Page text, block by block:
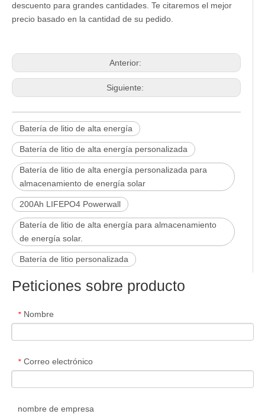
descuento para grandes cantidades. Te citaremos el mejor
precio basado en la cantidad de su pedido.
Anterior:
Siguiente:
Batería de litio de alta energía
Batería de litio de alta energía personalizada
Batería de litio de alta energía personalizada para
almacenamiento de energía solar
200Ah LIFEPO4 Powerwall
Batería de litio de alta energía para almacenamiento
de energía solar.
Batería de litio personalizada
Peticiones sobre producto
* Nombre
* Correo electrónico
nombre de empresa